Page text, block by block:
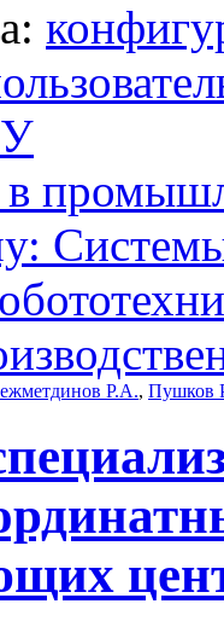
в
Р.А., Пушков